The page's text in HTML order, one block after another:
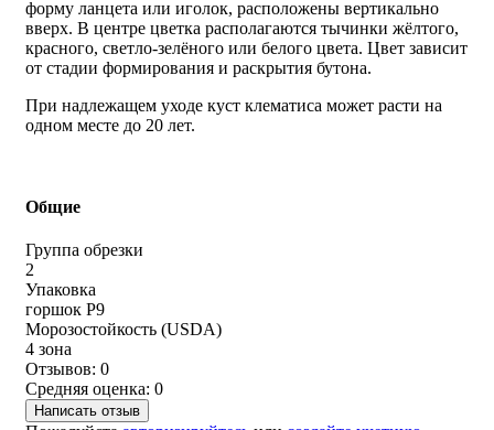
форму ланцета или иголок, расположены вертикально
вверх. В центре цветка располагаются тычинки жёлтого,
красного, светло-зелёного или белого цвета. Цвет зависит
от стадии формирования и раскрытия бутона.
При надлежащем уходе куст клематиса может расти на
одном месте до 20 лет.
Общие
Группа обрезки
2
Упаковка
горшок Р9
Морозостойкость (USDA)
4 зона
Отзывов: 0
Средняя оценка: 0
Написать отзыв